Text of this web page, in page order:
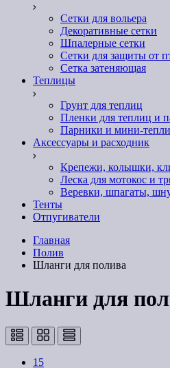
Сетки для вольера
Декоративные сетки
Шпалерные сетки
Сетки для защиты от
Сетка затеняющая
Теплицы
Грунт для теплиц
Пленки для теплиц и
Парники и мини-
Аксессуары и расходник
Крепежи, колышки,
Леска для мотокос и
Веревки, шпагаты,
Тенты
Отпугиватели
Главная
Полив
Шланги для полива
Шланги для
15